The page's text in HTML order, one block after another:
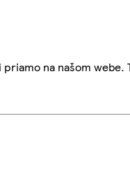
na našom webe.